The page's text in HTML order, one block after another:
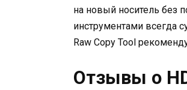
на новый носитель без
инструментами всегда
Raw Copy Tool
Отзывы о